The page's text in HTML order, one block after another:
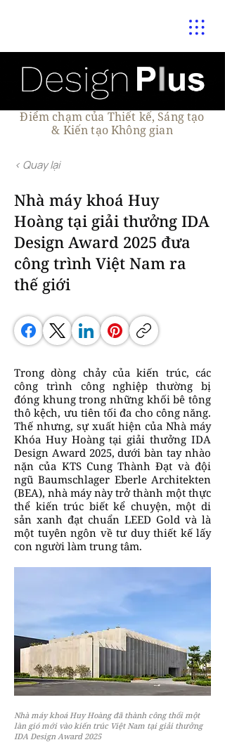
Điểm chạm của Thiết kế, Sáng tạo
& Kiến tạo Không gian
< Quay lại
Nhà máy khoá Huy
Hoàng tại giải thưởng IDA
Design Award 2025 đưa
công trình Việt Nam ra
thế giới
Trong dòng chảy của kiến trúc, các
công trình công nghiệp thường bị
đóng khung trong những khối bê tông
thô kệch, ưu tiên tối đa cho công năng.
Thế nhưng, sự xuất hiện của Nhà máy
Khóa Huy Hoàng tại giải thưởng IDA
Design Award 2025, dưới bàn tay nhào
nặn của KTS Cung Thành Đạt và đội
ngũ Baumschlager Eberle Architekten
(BEA), nhà máy này trở thành một thực
thể kiến trúc biết kể chuyện, một di
sản xanh đạt chuẩn LEED Gold và là
một tuyên ngôn về tư duy thiết kế lấy
con người làm trung tâm.
Nhà máy khoá Huy Hoàng đã thành công thổi một
làn gió mới vào kiến trúc Việt Nam tại giải thưởng
IDA Design Award 2025